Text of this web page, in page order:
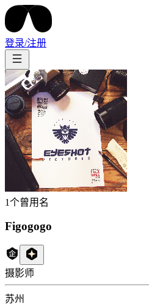
登录/注册
1个曾用名
Figogogo
摄影师
苏州